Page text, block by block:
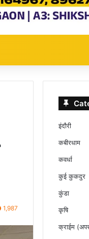
1,987
इंदौरी
कबीरधाम
कवर्धा
कुई कुकदुर
कुंडा
कृषि
क्राईम